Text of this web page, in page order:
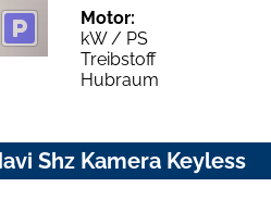
Motor:
kW / PS
Treibstoff
Hubraum
Shz Kamera Keyless